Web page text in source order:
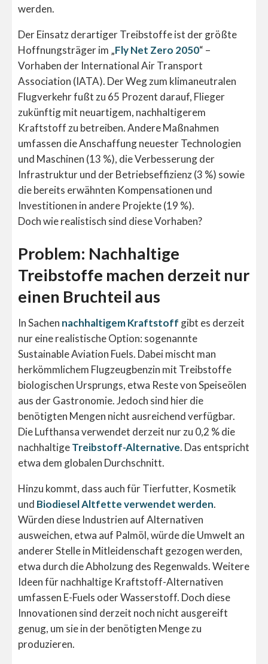
werden.
Der Einsatz derartiger Treibstoffe ist der größte
Hoffnungsträger im „Fly Net Zero 2050“ –
Vorhaben der International Air Transport
Association (IATA). Der Weg zum klimaneutralen
Flugverkehr fußt zu 65 Prozent darauf, Flieger
zukünftig mit neuartigem, nachhaltigerem
Kraftstoff zu betreiben. Andere Maßnahmen
umfassen die Anschaffung neuester Technologien
und Maschinen (13 %), die Verbesserung der
Infrastruktur und der Betriebseffizienz (3 %) sowie
die bereits erwähnten Kompensationen und
Investitionen in andere Projekte (19 %).
Doch wie realistisch sind diese Vorhaben?
Problem: Nachhaltige
Treibstoffe machen derzeit nur
einen Bruchteil aus
In Sachen nachhaltigem Kraftstoff gibt es derzeit
nur eine realistische Option: sogenannte
Sustainable Aviation Fuels. Dabei mischt man
herkömmlichem Flugzeugbenzin mit Treibstoffe
biologischen Ursprungs, etwa Reste von Speiseölen
aus der Gastronomie. Jedoch sind hier die
benötigten Mengen nicht ausreichend verfügbar.
Die Lufthansa verwendet derzeit nur zu 0,2 % die
nachhaltigeTreibstoff-Alternative. Das entspricht
etwa dem globalen Durchschnitt.
Hinzu kommt, dass auch für Tierfutter, Kosmetik
und Biodiesel Altfette verwendet werden.
Würden diese Industrien auf Alternativen
ausweichen, etwa auf Palmöl, würde die Umwelt an
anderer Stelle in Mitleidenschaft gezogen werden,
etwa durch die Abholzung des Regenwalds. Weitere
Ideen für nachhaltige Kraftstoff-Alternativen
umfassen E-Fuels oder Wasserstoff. Doch diese
Innovationen sind derzeit noch nicht ausgereift
genug, um sie in der benötigten Menge zu
produzieren.